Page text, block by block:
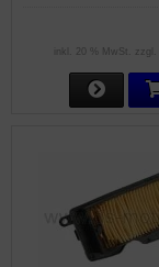
inkl. 20 % MwSt. zzgl.